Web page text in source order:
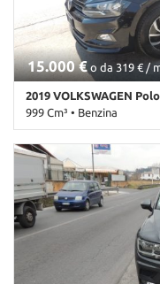
15.000 € o da 319 € /
2019 VOLKSWAGEN Polo
999 Cm³ • Benzina
47.000 Km • Cambio
ABS • Airbag • Airbag
posteriore • Airbag
Bluetooth • Chiusura
automatico, 2 zone •
Cruise Control • ESP •
• Immobilizzatore
sportivo • Servosterzo •
laterali elettrici • Start/